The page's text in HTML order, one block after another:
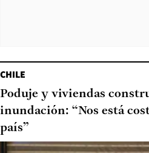
CHILE
Poduje y viviendas
inundación: “Nos está
país”